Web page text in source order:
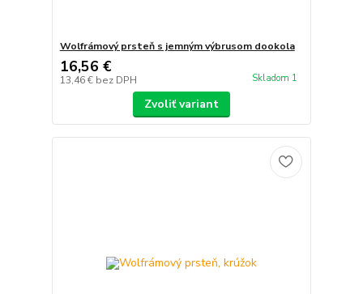
Wolfrámový prsteň s jemným výbrusom dookola
16,56 €
13,46 € bez DPH Skladom 1
Zvoliť variant